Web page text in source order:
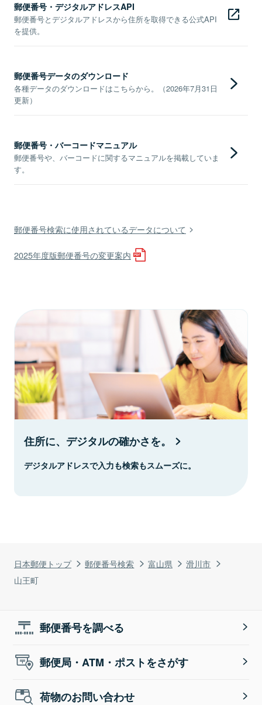
日本郵便トップ 郵便番号検索 富山県
滑川市
山王町
郵便番号・デジタルアドレスAPI
郵便番号とデジタルアドレスから住所を取得できる公式API
を提供。
郵便番号データのダウンロード
各種データのダウンロードはこちらから。（2026年7月31日
更新）
郵便番号・バーコードマニュアル
郵便番号や、バーコードに関するマニュアルを掲載していま
す。
郵便番号検索に使用されているデータについて
2025年度版郵便番号の変更案内
住所に、デジタルの確かさを。
デジタルアドレスで入力も検索もスムーズに。
郵便番号を調べる
郵便局・ATM・ポストをさがす
荷物のお問い合わせ